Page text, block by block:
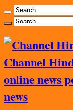
Channel
online news
news